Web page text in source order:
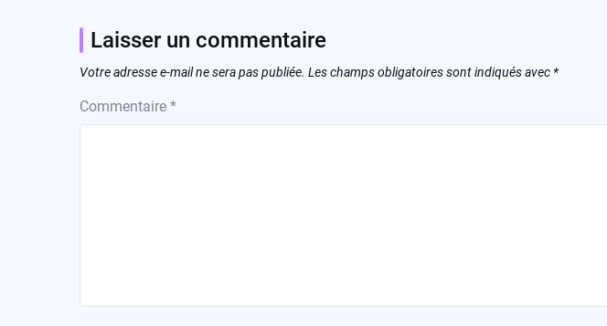
Laisser un commentaire
Votre adresse e-mail ne sera pas publiée. Les champs obligatoires sont indiqués avec *
Commentaire *